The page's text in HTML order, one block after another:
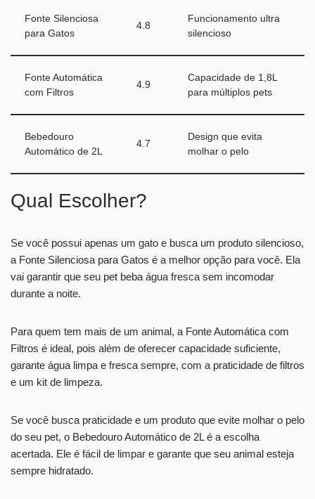
Fonte Silenciosa
para Gatos
4.8
Funcionamento ultra
silencioso
Fonte Automática
com Filtros
4.9
Capacidade de 1,8L
para múltiplos pets
Bebedouro
Automático de 2L
4.7
Design que evita
molhar o pelo
Qual Escolher?
Se você possui apenas um gato e busca um produto silencioso,
a Fonte Silenciosa para Gatos é a melhor opção para você. Ela
vai garantir que seu pet beba água fresca sem incomodar
durante a noite.
Para quem tem mais de um animal, a Fonte Automática com
Filtros é ideal, pois além de oferecer capacidade suficiente,
garante água limpa e fresca sempre, com a praticidade de filtros
e um kit de limpeza.
Se você busca praticidade e um produto que evite molhar o pelo
do seu pet, o Bebedouro Automático de 2L é a escolha
acertada. Ele é fácil de limpar e garante que seu animal esteja
sempre hidratado.